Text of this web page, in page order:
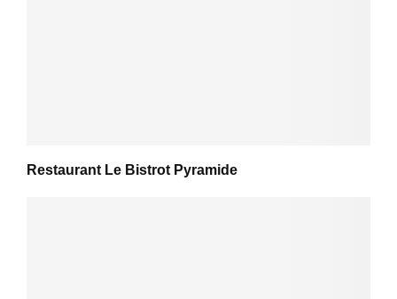
Restaurant Le Bistrot Pyramide